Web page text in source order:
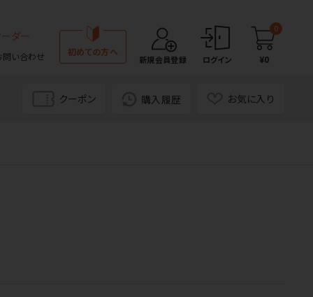
ダー
問い合わせ 初めての方へ
新規会員登録 ログイン
0
¥0
クーポン 購入履歴 お気に入り